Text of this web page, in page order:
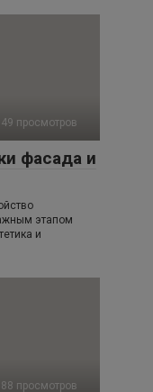
просмотров
фасада и
этапом
и
просмотров